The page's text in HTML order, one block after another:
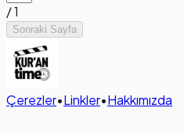
/1
Sonraki Sayfa
Çerezler•Linkler•Hakkımızda